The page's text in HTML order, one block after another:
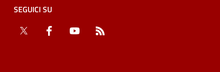
SEGUICI SU
Twitter
Facebook YouTube